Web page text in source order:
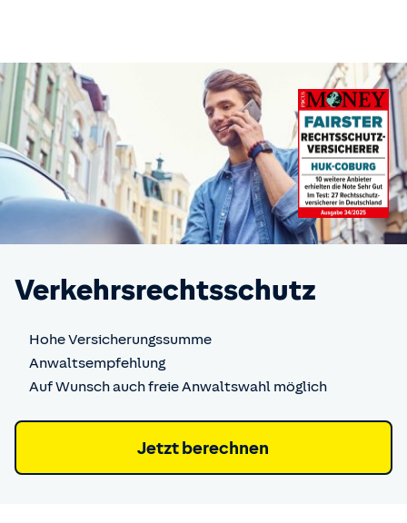
Verkehrsrechts­schutz
Hohe Versicherungssumme
Anwaltsempfehlung
Auf Wunsch auch freie Anwaltswahl möglich
Jetzt berechnen